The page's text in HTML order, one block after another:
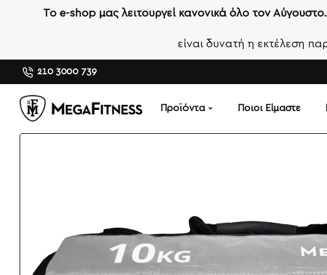
Το e-shop μας λειτουργεί κανονικά όλο τον Αύγουστο.
είναι δυνατή η εκτέλεση
210 3000 739
Προϊόντα Ποιοι Είμαστε